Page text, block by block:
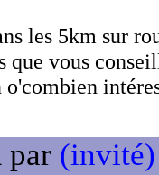
les 5km sur
que vous
o'combien
par (invité)